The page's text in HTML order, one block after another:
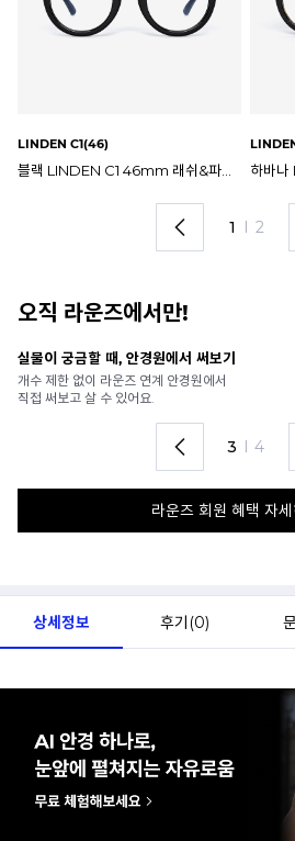
LINDEN C5(46)
2 I 2
오직 라운즈에서만!
안경 렌즈 맞춤까지 한 번에
가까운 안경원으로 배송받아
렌즈 맞춤부터 피팅까지 편하게!
4 I 4
라운즈 회원 혜택 자
상세정보 후기(0)